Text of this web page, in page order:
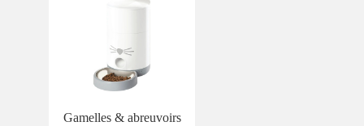
Gamelles & abreuvoirs